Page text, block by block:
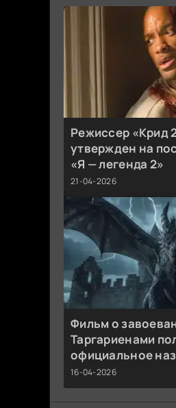
Режиссер «Крид
утвержден на
«Я — легенда 2»
21-04-2026
Фильм о
Таргариенами
официальное
16-04-2026